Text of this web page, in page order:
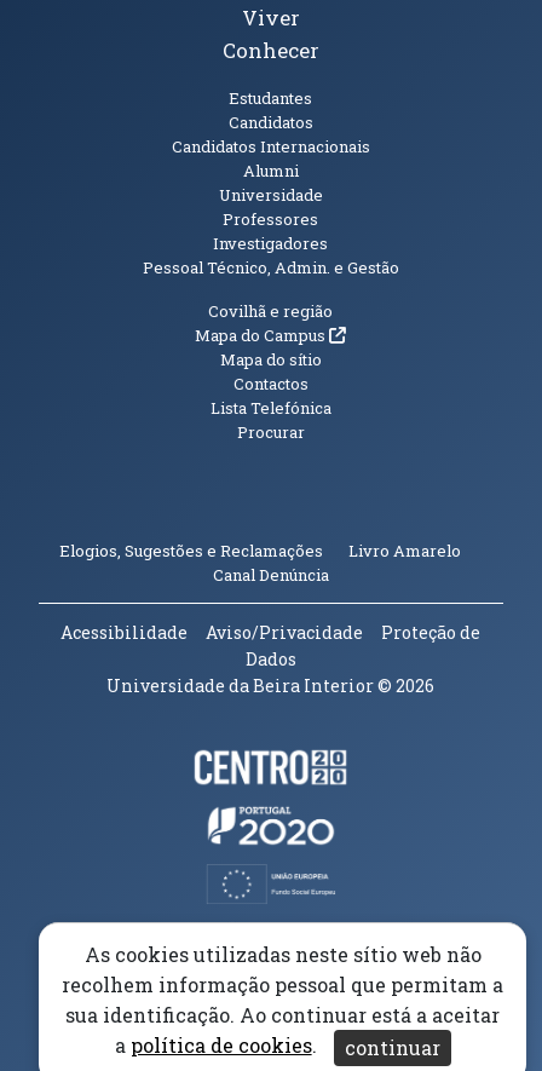
Viver
Conhecer
Estudantes
Candidatos
Candidatos Internacionais
Alumni
Universidade
Professores
Investigadores
Pessoal Técnico, Admin. e Gestão
Informações Adicionais
Covilhã e região
Mapa do Campus(abre em nova janela)
Mapa do sítio
Contactos
Lista Telefónica
Procurar
Elogios, Sugestões e Reclamações Livro Amarelo
Canal Denúncia(abre em nova janela)
Acessibilidade Aviso/Privacidade
Proteção de
Dados
Universidade da Beira Interior© 2026
Parceiros e Financiadores
(abre em nova janela)
(abre em nova janela)
As cookies utilizadas neste sítio web não
recolhem informação pessoal que permitam a
sua identificação. Ao continuar está a aceitar
a política de cookies. continuar